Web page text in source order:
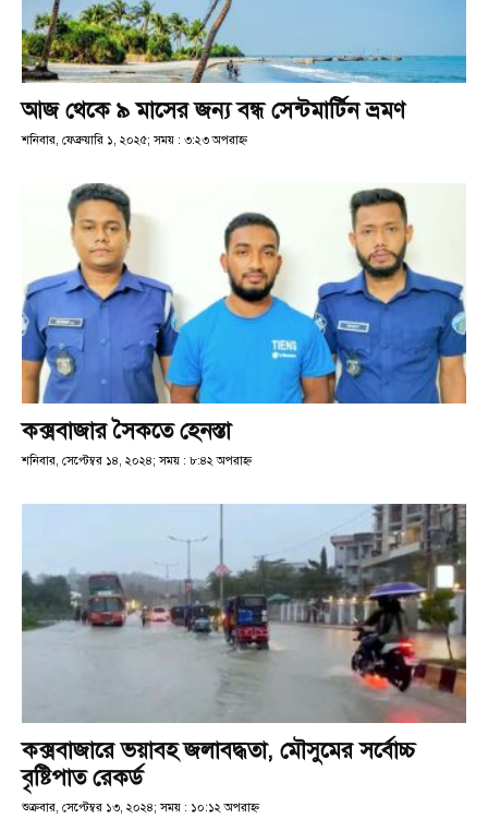
আজ থেকে ৯ মাসের জন্য বন্ধ সেন্টমার্টিন ভ্রমণ
শনিবার, ফেব্রুয়ারি ১, ২০২৫; সময় : ৩:২৩ অপরাহ্ণ
কক্সবাজার সৈকতে হেনস্তা
শনিবার, সেপ্টেম্বর ১৪, ২০২৪; সময় : ৮:৪২ অপরাহ্ণ
কক্সবাজারে ভয়াবহ জলাবদ্ধতা, মৌসুমের সর্বোচ্চ
বৃষ্টিপাত রেকর্ড
শুক্রবার, সেপ্টেম্বর ১৩, ২০২৪; সময় : ১০:১২ অপরাহ্ণ